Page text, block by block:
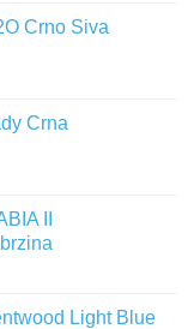
Crno Siva
Crna
II
Light Blue